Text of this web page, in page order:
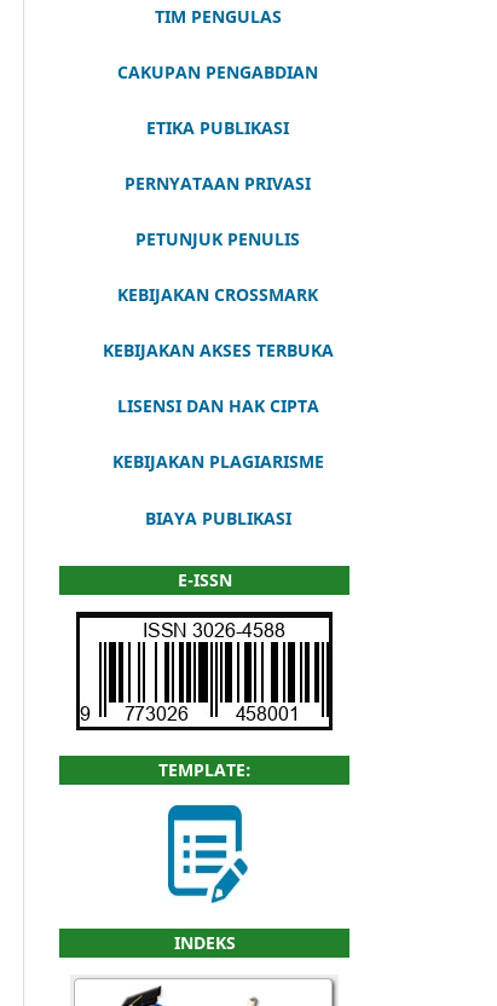
TIM PENGULAS
CAKUPAN PENGABDIAN
ETIKA PUBLIKASI
PERNYATAAN PRIVASI
PETUNJUK PENULIS
KEBIJAKAN CROSSMARK
KEBIJAKAN AKSES TERBUKA
LISENSI DAN HAK CIPTA
KEBIJAKAN PLAGIARISME
BIAYA PUBLIKASI
E-ISSN
TEMPLATE:
INDEKS